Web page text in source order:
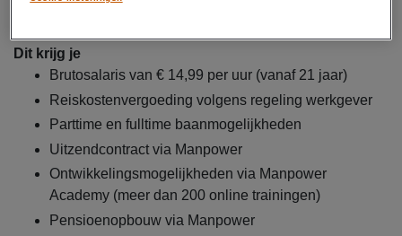
Dit krijg je
Brutosalaris van € 14,99 per uur (vanaf 21 jaar)
Reiskostenvergoeding volgens regeling werkgever
Parttime en fulltime baanmogelijkheden
Uitzendcontract via Manpower
Ontwikkelingsmogelijkheden via Manpower
Academy (meer dan 200 online trainingen)
Pensioenopbouw via Manpower